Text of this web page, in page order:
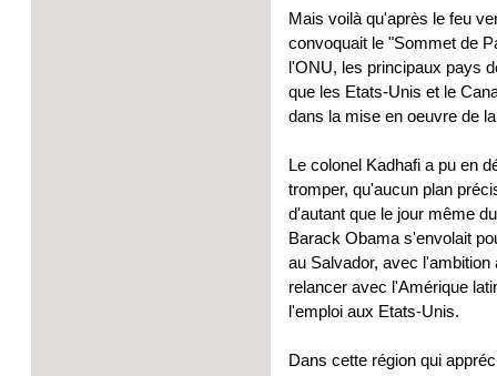
Mais voilà qu'après le feu
convoquait le "Sommet de
l'ONU, les principaux pays
que les Etats-Unis et le
dans la mise en oeuvre de
Le colonel Kadhafi a pu en
tromper, qu'aucun plan
d'autant que le jour même
Barack Obama s'envolait
au Salvador, avec
relancer avec l'Amérique
l'emploi aux Etats-Unis.
Dans cette région qui